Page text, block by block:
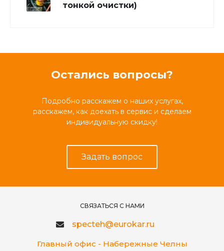
тонкой очистки)
Остались вопросы?
Подробно расскажем о наших услугах,
расскажем, как доехать в сервис и сделаем
индивидуальную скидку!
Задать вопрос
СВЯЗАТЬСЯ С НАМИ
specteh@eurokar.ru
Главный офис - Набережные Челны